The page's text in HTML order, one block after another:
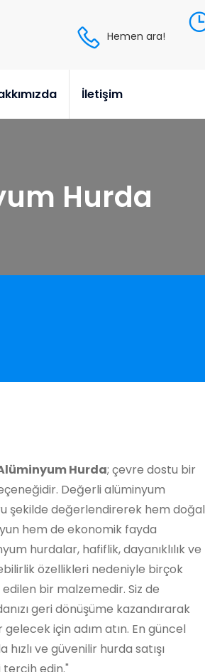
Hemen ara!
İletişim
Hurda
Hurda; çevre dostu bir
Değerli alüminyum
şekilde değerlendirerek hem doğal
hem de ekonomik fayda
hurdalar, hafiflik, dayanıklılık ve
özellikleri nedeniyle birçok
bir malzemedir. Siz de
geri dönüşüme kazandırarak
için adım atın. En güncel
hızlı ve güvenilir hurda satışı